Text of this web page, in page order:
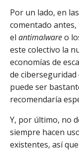
Por un lado, en
comentado antes,
el antimalwareo
este colectivo la
economías de
de ciberseguridad
puede ser
recomendaría
Y, por último, no
siempre hacen
existentes, así